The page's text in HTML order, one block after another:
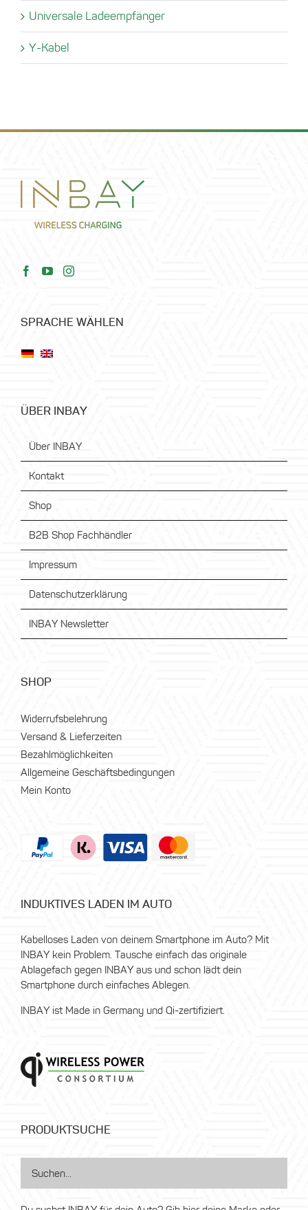
Universale Ladeempfänger
Y-Kabel
SPRACHE WÄHLEN
ÜBER INBAY
Über INBAY
Kontakt
Shop
B2B Shop Fachhändler
Impressum
Datenschutzerklärung
INBAY Newsletter
SHOP
Widerrufsbelehrung
Versand & Lieferzeiten
Bezahlmöglichkeiten
Allgemeine Geschäftsbedingungen
Mein Konto
INDUKTIVES LADEN IM AUTO
Kabelloses Laden von deinem Smartphone im Auto? Mit
INBAY kein Problem. Tausche einfach das originale
Ablagefach gegen INBAY aus und schon lädt dein
Smartphone durch einfaches Ablegen.
INBAY ist Made in Germany und Qi-zertifiziert.
PRODUKTSUCHE